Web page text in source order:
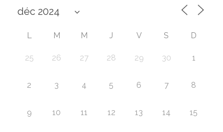
L M M J V S D
25 26 27 28 29 30 1
2 3 4 5 6 7 8
9 10 11 12 13 14 15